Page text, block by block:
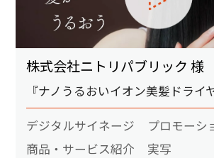
株式会社ニトリパブリック 様
『ナノうるおいイオン美髪ドライ
デジタルサイネージ
プロモーシ
商品・サービス紹介
実写